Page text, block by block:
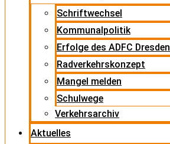
Schriftwechsel
Kommunalpolitik
Erfolge des ADFC Dresden
Radverkehrskonzept
Mangel melden
Schulwege
Verkehrsarchiv
Aktuelles